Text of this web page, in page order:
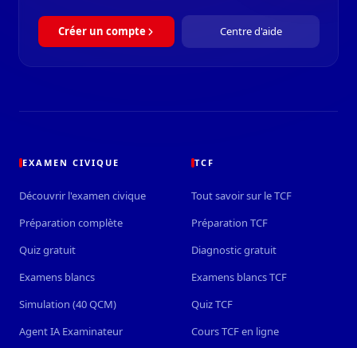
Créer un compte Centre d'aide
EXAMEN CIVIQUE
Découvrir l'examen civique
Préparation complète
Quiz gratuit
Examens blancs
Simulation (40 QCM)
Agent IA Examinateur
TCF
Tout savoir sur le TCF
Préparation TCF
Diagnostic gratuit
Examens blancs TCF
Quiz TCF
Cours TCF en ligne